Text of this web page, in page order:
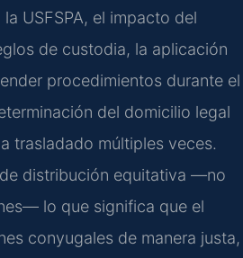
USFSPA, el impacto del
de custodia, la aplicación
procedimientos durante el
del domicilio legal
trasladado múltiples veces.
distribución equitativa —no
lo que significa que el
conyugales de manera justa,